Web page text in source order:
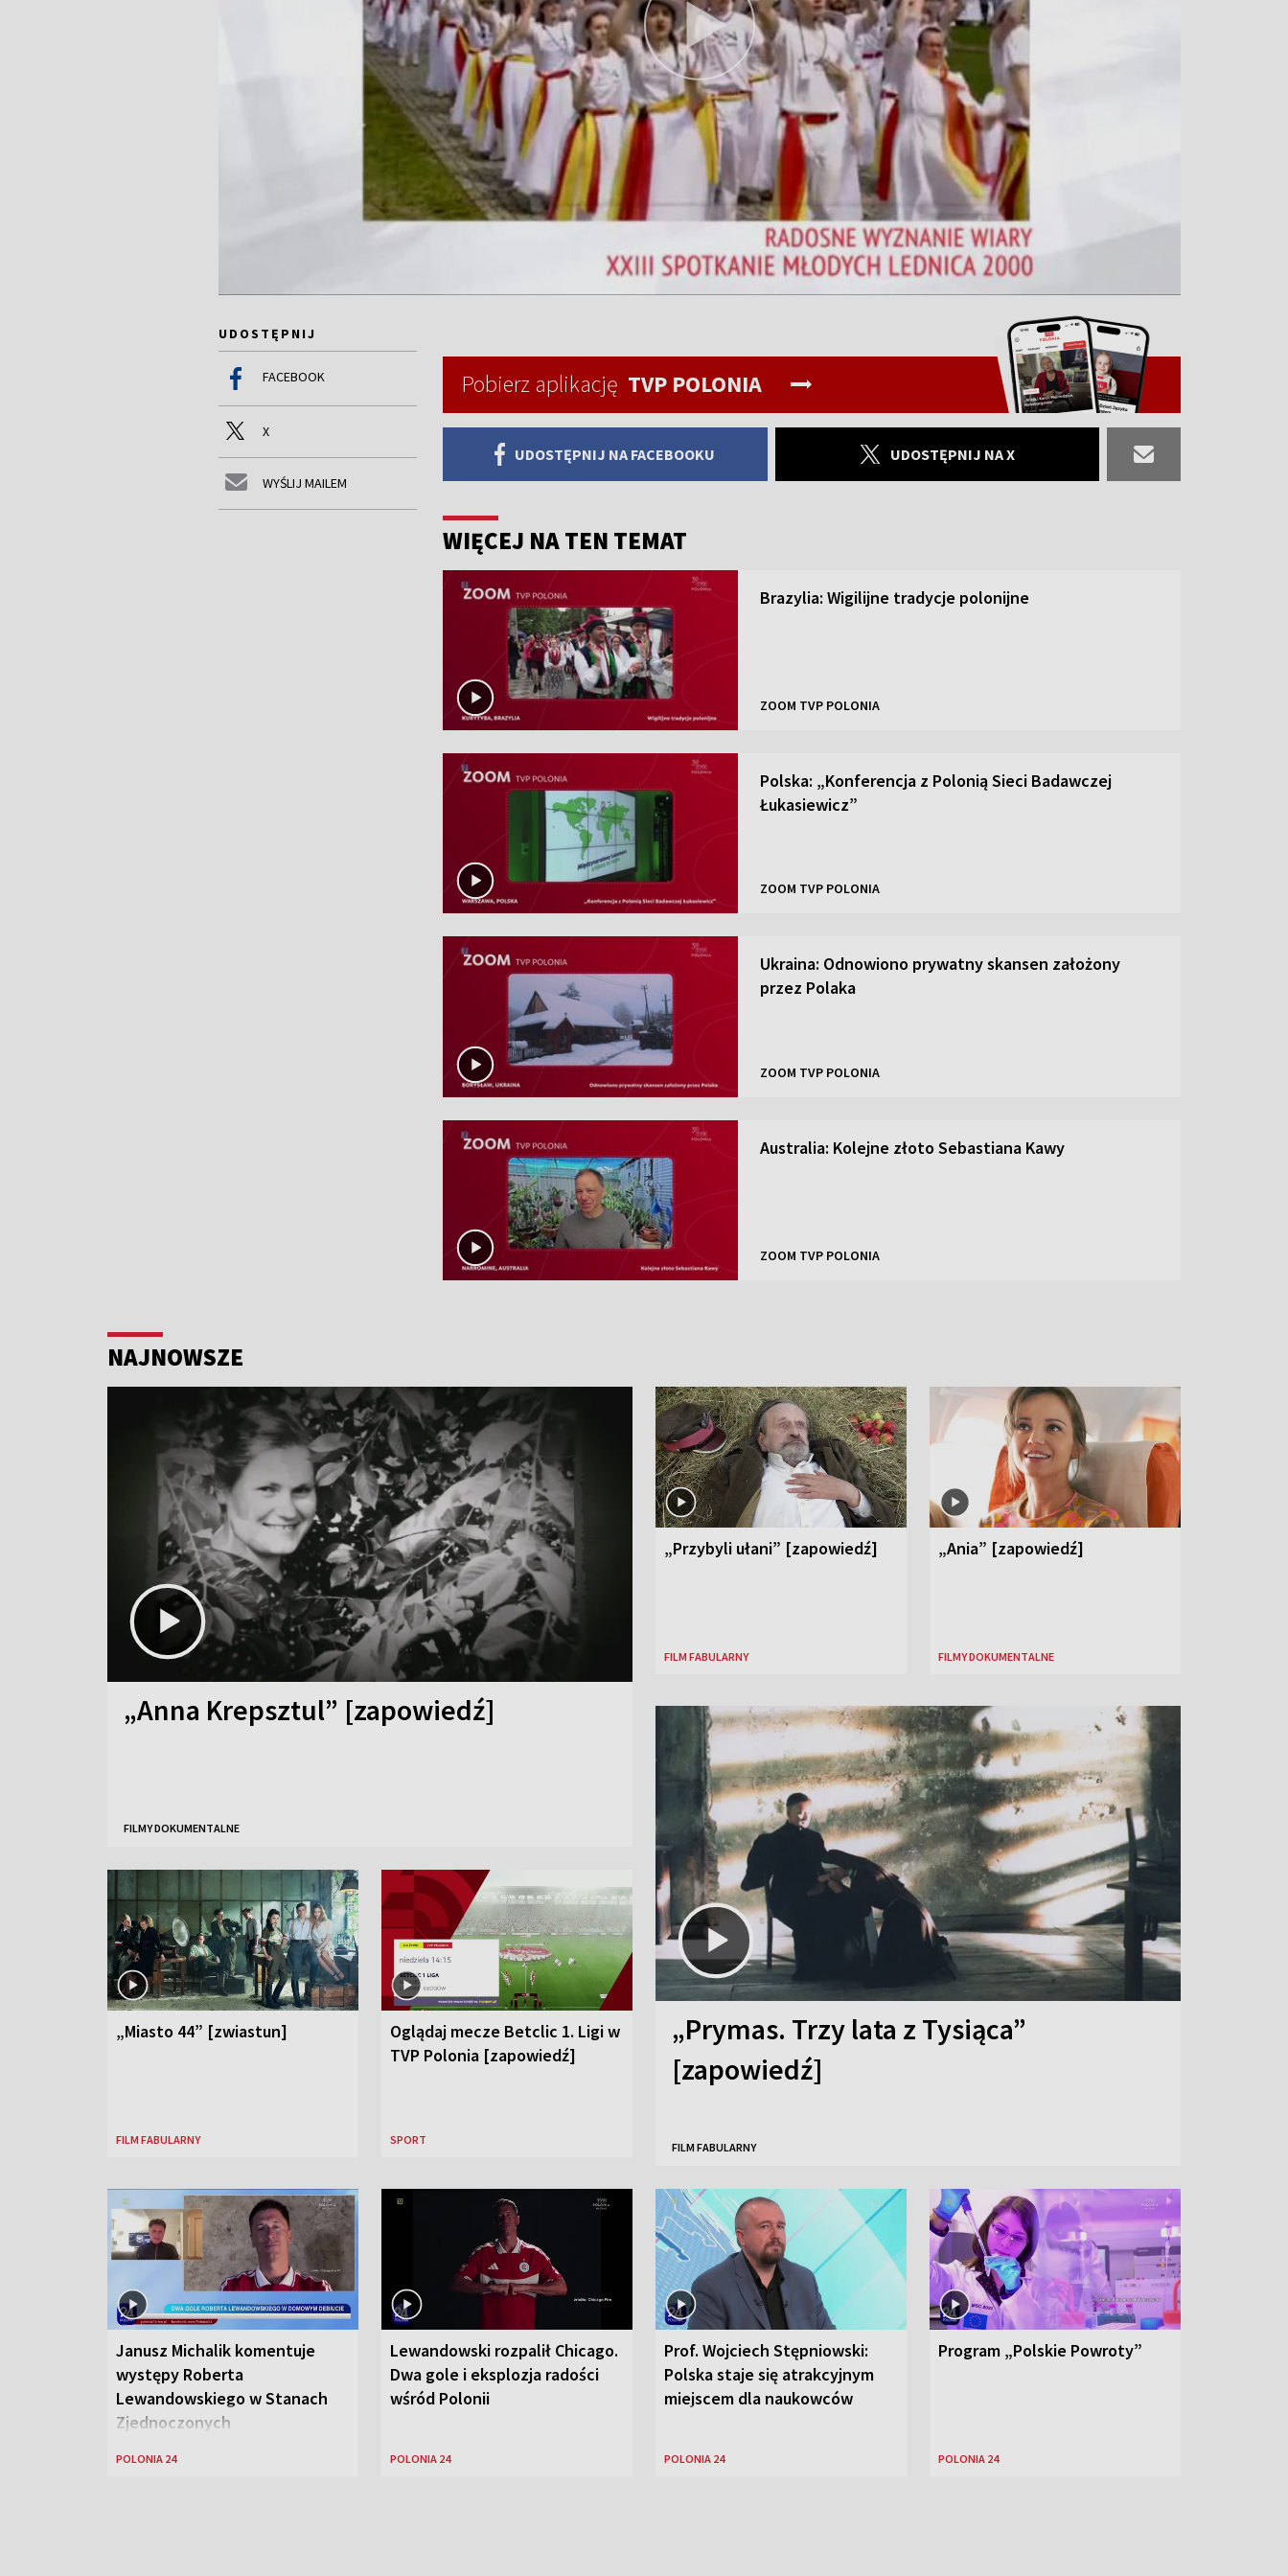
UDOSTĘPNIJ
FACEBOOK
X
WYŚLIJ MAILEM
Pobierz aplikację TVP POLONIA
UDOSTĘPNIJ NA FACEBOOKU UDOSTĘPNIJ NA X
WIĘCEJ NA TEN TEMAT
Brazylia: Wigilijne tradycje polonijne
ZOOM TVP POLONIA
Polska: „Konferencja z Polonią Sieci Badawczej
Łukasiewicz”
ZOOM TVP POLONIA
Ukraina: Odnowiono prywatny skansen założony
przez Polaka
ZOOM TVP POLONIA
Australia: Kolejne złoto Sebastiana Kawy
ZOOM TVP POLONIA
NAJNOWSZE
„Anna Krepsztul” [zapowiedź]
FILMY DOKUMENTALNE
„Przybyli ułani” [zapowiedź]
FILM FABULARNY
„Ania” [zapowiedź]
FILMY DOKUMENTALNE
„Miasto 44” [zwiastun]
FILM FABULARNY
Oglądaj mecze Betclic 1. Ligi w
TVP Polonia [zapowiedź]
SPORT
„Prymas. Trzy lata z Tysiąca”
[zapowiedź]
FILM FABULARNY
Janusz Michalik komentuje
występy Roberta
Lewandowskiego w Stanach
Zjednoczonych
POLONIA 24
Lewandowski rozpalił Chicago.
Dwa gole i eksplozja radości
wśród Polonii
POLONIA 24
Prof. Wojciech Stępniowski:
Polska staje się atrakcyjnym
miejscem dla naukowców
POLONIA 24
Program „Polskie Powroty”
POLONIA 24